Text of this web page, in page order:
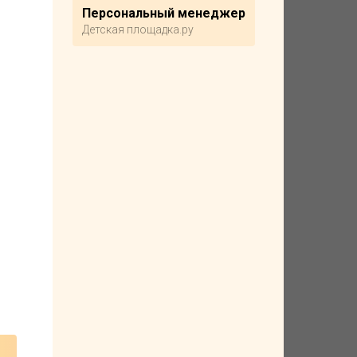
Персональный менеджер
Детская площадка.ру